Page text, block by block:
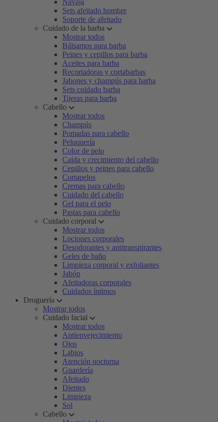
Navaja
Sets afeitado hombre
Soporte de afeitado
Cuidado de la barba
Mostrar todos
Bálsamos para barba
Peines y cepillos para barba
Aceites para barba
Recortadoras y cortabarbas
Jabones y champús para barba
Sets cuidado barba
Tijeras para barba
Cabello
Mostrar todos
Champús
Pomadas para cabello
Peluquería
Color de pelo
Caída y crecimiento del cabello
Cepillos y peines para cabello
Cortapelos
Cremas para cabello
Cuidado del cabello
Gel para el pelo
Pastas para cabello
Cuidado corporal
Mostrar todos
Lociones corporales
Desodorantes y antitranspirantes
Geles de baño
Limpieza corporal y exfoliantes
Jabón
Afeitadoras corporales
Cuidados íntimos
Droguería
Mostrar todos
Cuidado facial
Mostrar todos
Antienvejecimiento
Ojos
Labios
Atención nocturna
Guardería
Afeitado
Dientes
Limpieza
Sol
Cabello